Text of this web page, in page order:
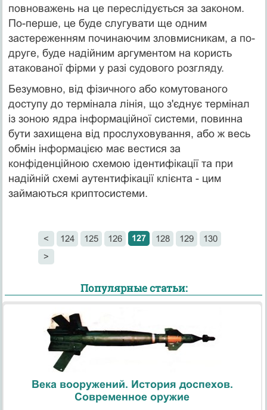
повноважень на це переслідується за законом.
По-перше, це буде слугувати ще одним
застереженням починаючим зловмисникам, а по-
друге, буде надійним аргументом на користь
атакованої фірми у разі судового розгляду.
Безумовно, від фізичного або комутованого
доступу до термінала лінія, що з'єднує термінал
із зоною ядра інформаційної системи, повинна
бути захищена від прослуховування, або ж весь
обмін інформацією має вестися за
конфіденційною схемою ідентифікації та при
надійній схемі аутентифікації клієнта - цим
займаються криптосистеми.
< 124 125 126 127 128 129
130
>
Популярные статьи:
Века вооружений. История доспехов.
Современное оружие